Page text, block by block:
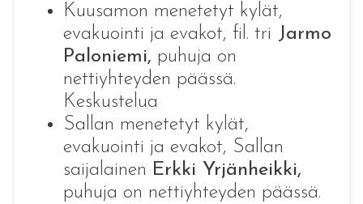
Kuusamon menetetyt kylät,
evakuointi ja evakot, fil. tri Jarmo
Paloniemi, puhuja on
nettiyhteyden päässä.
Keskustelua
Sallan menetetyt kylät,
evakuointi ja evakot, Sallan
saijalainen Erkki Yrjänheikki,
puhuja on nettiyhteyden päässä.